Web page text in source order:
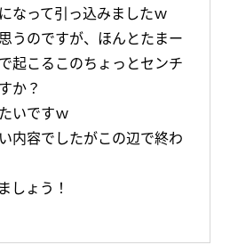
なって引っ込みましたｗ
うのですが、ほんとたまー
起こるこのちょっとセンチ
か？
いですｗ
内容でしたがこの辺で終わ
しょう！